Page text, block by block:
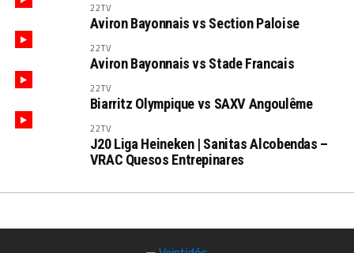
22TV
Aviron Bayonnais vs Section Paloise
22TV
Aviron Bayonnais vs Stade Francais
22TV
Biarritz Olympique vs SAXV Angoulême
22TV
J20 Liga Heineken | Sanitas Alcobendas –
VRAC Quesos Entrepinares